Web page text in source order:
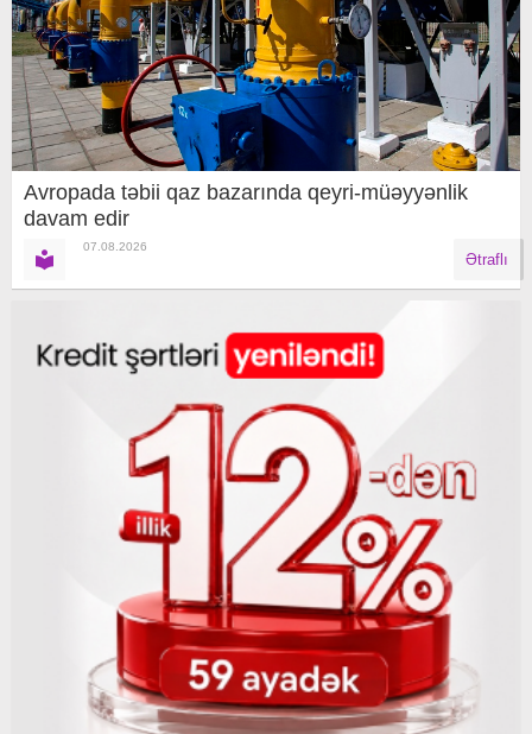
Avropada təbii qaz bazarında qeyri-müəyyənlik
davam edir
07.08.2026
Ətraflı